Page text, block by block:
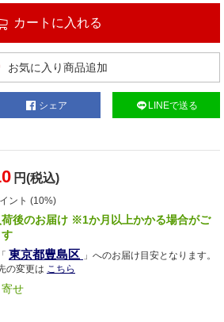
カートに入れる
お気に入り商品追加
シェア LINEで送る
円(税込)
ント (10%)
後のお届け ※1か月以上かかる場合がご
東京都豊島区 」へのお届け目安となります。
の変更は こちら
せ